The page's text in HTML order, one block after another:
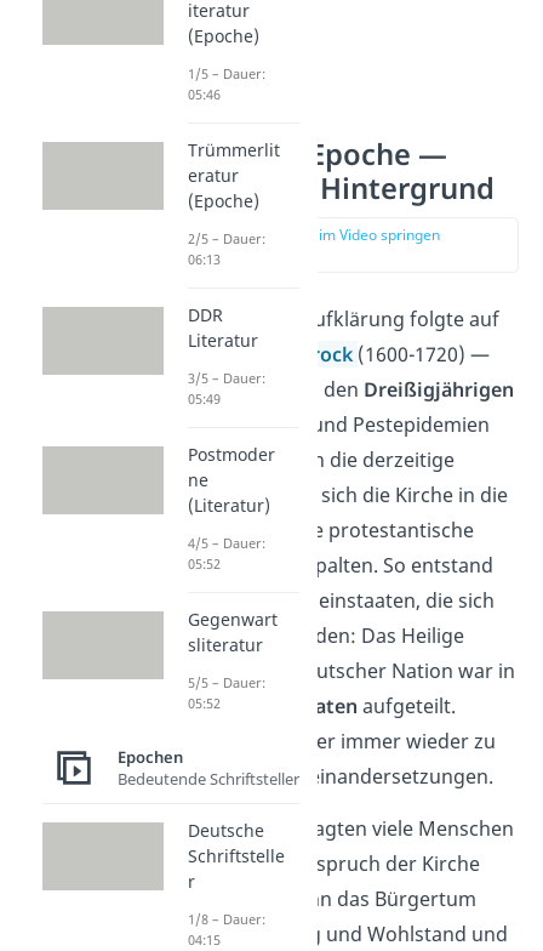
Aufklärung Epoche —
historischer Hintergrund
zur Stelle im Video springen
Das Zeitalter der Aufklärung folgte auf
die Epoche des
Barock (1600-1720) —
eine Zeit, die durch den Dreißigjährigen
(1618-1648) und Pestepidemien
geprägt war. Durch die derzeitige
Reformation hatte sich die Kirche in die
katholische und die protestantische
Konfession aufgespalten. So entstand
eine Vielzahl von Kleinstaaten, die sich
religiös unterschieden: Das Heilige
Römische Reich deutscher Nation war in
über300 Einzelstaaten aufgeteilt.
Dadurch kam es hier immer wieder zu
kriegerischen Auseinandersetzungen.
Daraufhin hinterfragten viele Menschen
den Herrschaftsanspruch der Kirche
und des Adels. Denn das Bürgertum
gewann an Bildung und Wohlstand und
iteratur
(Epoche)
1/5 – Dauer:
05:46
Trümmerlit
eratur
(Epoche)
2/5 – Dauer:
06:13
DDR
Literatur
3/5 – Dauer:
05:49
Postmoder
ne
(Literatur)
4/5 – Dauer:
05:52
Gegenwart
sliteratur
5/5 – Dauer:
05:52
Epochen
Bedeutende Schriftsteller
Deutsche
Schriftstelle
r
1/8 – Dauer:
04:15